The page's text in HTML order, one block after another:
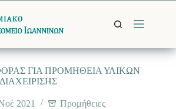
ΓΙΑ ΠΡΟΜΗΘΕΙΑ ΥΛΙΚΩΝ
ΔΙΑΧΕΙΡΙΣΗΣ
2021 Προμήθειες